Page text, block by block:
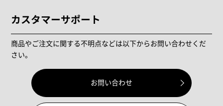
カスタマーサポート
商品やご注文に関する不明点などは以下からお問い合わせくだ
さい。
お問い合わせ